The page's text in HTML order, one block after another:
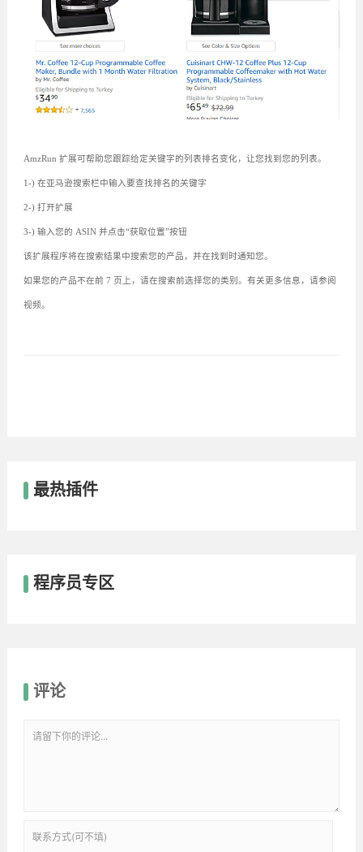
AmzRun 扩展可帮助您跟踪给定关键字的列表排名变化，让您找到您的列表。
1-) 在亚马逊搜索栏中输入要查找排名的关键字
2-) 打开扩展
3-) 输入您的 ASIN 并点击“获取位置”按钮
该扩展程序将在搜索结果中搜索您的产品，并在找到时通知您。
如果您的产品不在前 7 页上，请在搜索前选择您的类别。有关更多信息，请参阅
视频。
最热插件
程序员专区
评论